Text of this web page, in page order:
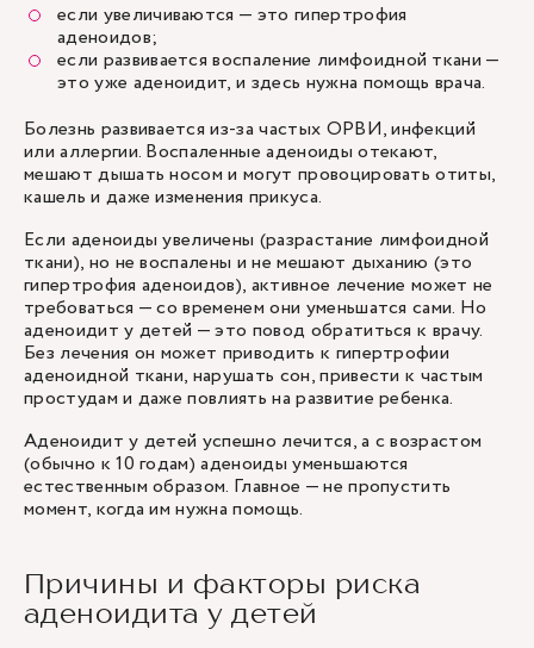
если увеличиваются — это гипертрофия
аденоидов;
если развивается воспаление лимфоидной ткани —
это уже аденоидит, и здесь нужна помощь врача.
Болезнь развивается из-за частых ОРВИ, инфекций
или аллергии. Воспаленные аденоиды отекают,
мешают дышать носом и могут провоцировать отиты,
кашель и даже изменения прикуса.
Если аденоиды увеличены (разрастание лимфоидной
ткани), но не воспалены и не мешают дыханию (это
гипертрофия аденоидов), активное лечение может не
требоваться — со временем они уменьшатся сами. Но
аденоидит у детей — это повод обратиться к врачу.
Без лечения он может приводить к гипертрофии
аденоидной ткани, нарушать сон, привести к частым
простудам и даже повлиять на развитие ребенка.
Аденоидит у детей успешно лечится, а с возрастом
(обычно к 10 годам) аденоиды уменьшаются
естественным образом. Главное — не пропустить
момент, когда им нужна помощь.
Причины и факторы риска
аденоидита у детей